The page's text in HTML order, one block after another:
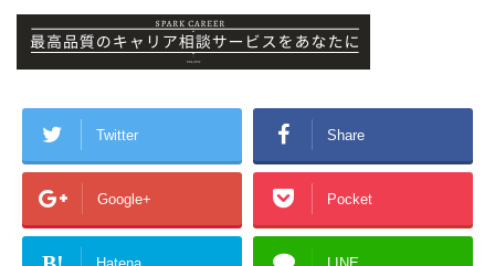
Twitter Share
Google+ Pocket
Hatena LINE